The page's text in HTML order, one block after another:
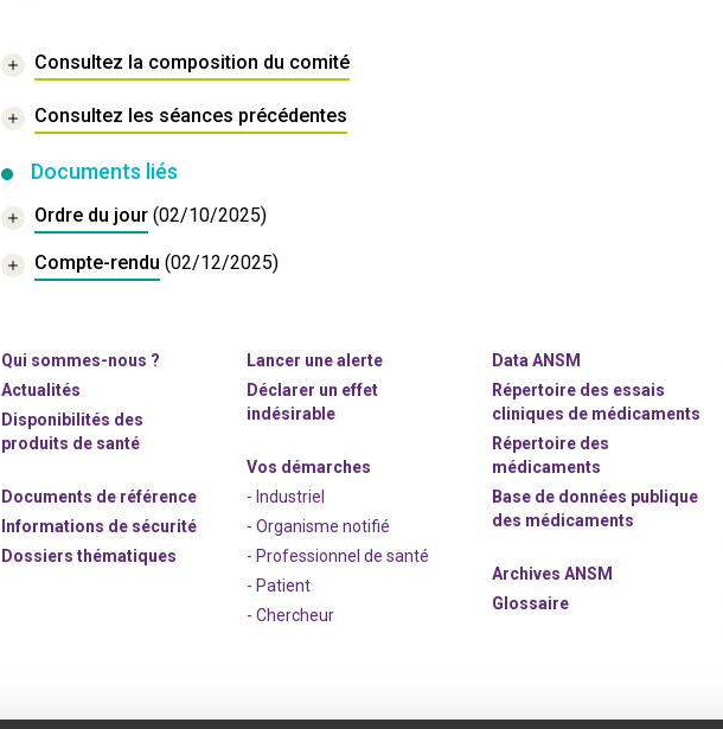
Consultez la composition du comité
Consultez les séances précédentes
Documents liés
Ordre du jour (02/10/2025)
Compte-rendu (02/12/2025)
Qui sommes-nous ?
Actualités
Disponibilités des
produits de santé
Documents de référence
Informations de sécurité
Dossiers thématiques
Lancer une alerte
Déclarer un effet
indésirable
Vos démarches
- Industriel
- Organisme notifié
- Professionnel de santé
- Patient
- Chercheur
Data ANSM
Répertoire des essais
cliniques de médicaments
Répertoire des
médicaments
Base de données publique
des médicaments
Archives ANSM
Glossaire